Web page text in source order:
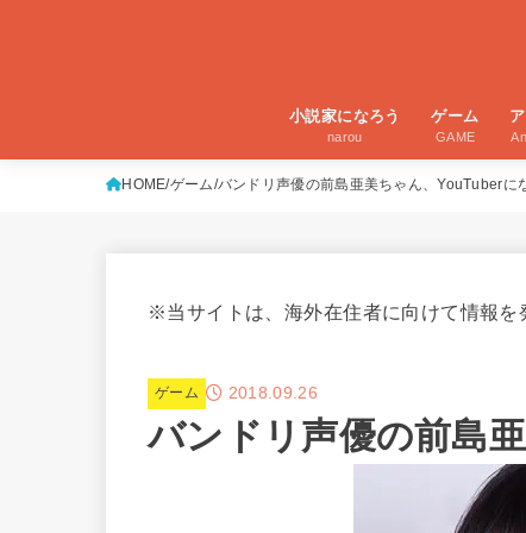
小説家になろう
narou
ゲーム
GAME
HOME ゲーム バンドリ声優の前島亜美ちゃん、YouTuberに
※当サイトは、海外在住者に向けて情報を
ゲーム 2018.09.26
バンドリ声優の前島